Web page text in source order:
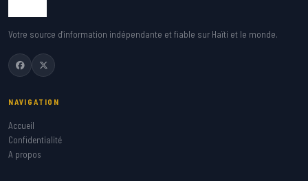
Votre source d'information indépendante et fiable sur Haïti et le monde.
NAVIGATION
Accueil
Confidentialité
A propos